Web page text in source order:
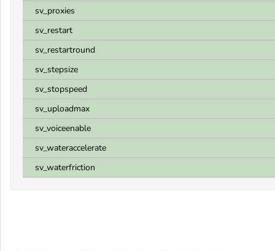
sv_proxies
sv_restart
sv_restartround
sv_stepsize
sv_stopspeed
sv_uploadmax
sv_voiceenable
sv_wateraccelerate
sv_waterfriction